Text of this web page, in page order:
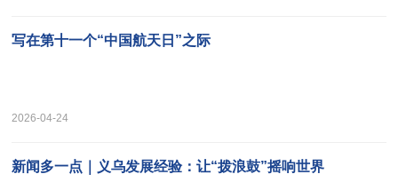
写在第十一个“中国航天日”之际
2026-04-24
新闻多一点｜义乌发展经验：让“拨浪鼓”摇响世界